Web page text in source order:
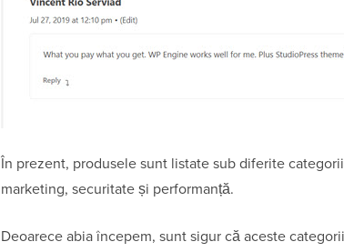
În prezent, produsele sunt listate sub diferite
marketing, securitate și performanță.
Deoarece abia începem, sunt sigur că aceste